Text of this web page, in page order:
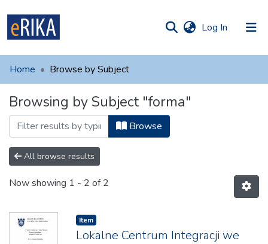
Log In (current)
UAFM
For authors
Help
Contact
Home Browse by Subject
Browsing by Subject "forma"
Browse
All browse results
Now showing 1 - 2 of 2
Item
Lokalne Centrum Integracji we